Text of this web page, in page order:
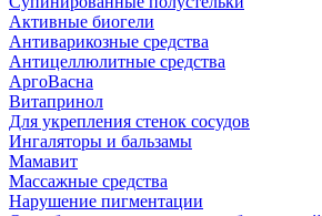
Активные биогели
Антиварикозные средства
Антицеллюлитные средства
АргоВасна
Витапринол
Для укрепления стенок сосудов
Ингаляторы и бальзамы
Мамавит
Массажные средства
Нарушение пигментации